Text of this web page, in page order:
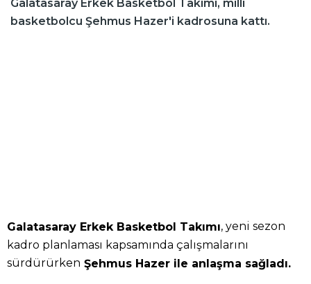
Galatasaray Erkek Basketbol Takımı, milli
basketbolcu Şehmus Hazer'i kadrosuna kattı.
Galatasaray Erkek Basketbol Takımı, yeni sezon
kadro planlaması kapsamında çalışmalarını
sürdürürken Şehmus Hazer ile anlaşma sağladı.